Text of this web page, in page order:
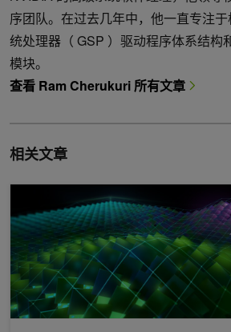
序团队。在过去几年中，他一直专注
统处理器（ GSP ）驱动程序体系结构
模块。
查看 Ram Cherukuri 所有文章
相关文章